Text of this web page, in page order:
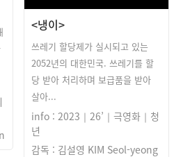
<냉이>
쓰레기 할당제가 실시되고 있는
2052년의 대한민국. 쓰레기를 할
당 받아 처리하며 보급품을 받아
살아...
info : 2023｜26’｜극영화｜청
년
감독 : 김설영 KIM Seol-yeong